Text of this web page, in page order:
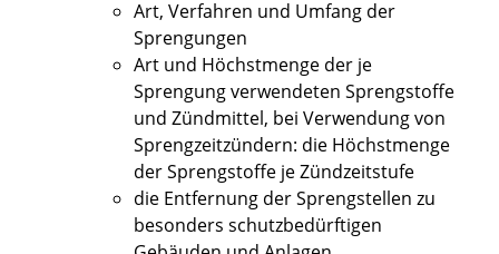
Art, Verfahren und Umfang der
Sprengungen
Art und Höchstmenge der je
Sprengung verwendeten Sprengstoffe
und Zündmittel, bei Verwendung von
Sprengzeitzündern: die Höchstmenge
der Sprengstoffe je Zündzeitstufe
die Entfernung der Sprengstellen zu
besonders schutzbedürftigen